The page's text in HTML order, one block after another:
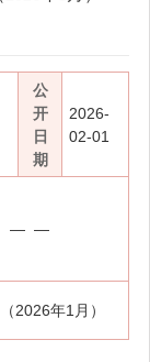
公
开
日
期
2026-
02-01
— —
2026年1月）